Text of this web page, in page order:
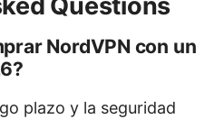
Questions
NordVPN con un
plazo y la seguridad